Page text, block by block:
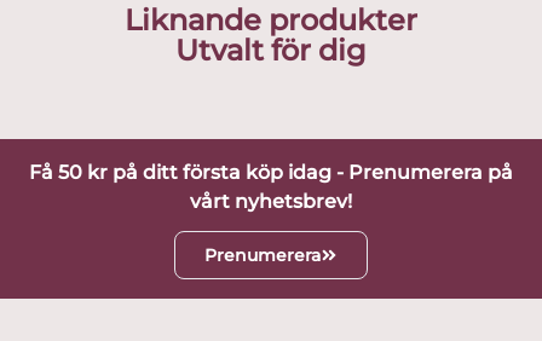
Liknande produkter
Utvalt för dig
Få 50 kr på ditt första köp idag - Prenumerera på
vårt nyhetsbrev!
Prenumerera